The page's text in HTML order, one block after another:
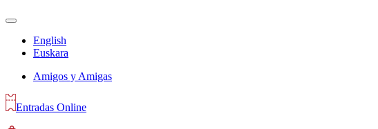
English
Euskara
Amigos y Amigas
Entradas Online